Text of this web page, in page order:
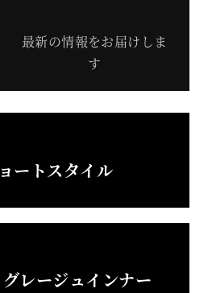
最新の情報をお届けしま
す
ートスタイル
レージュインナー